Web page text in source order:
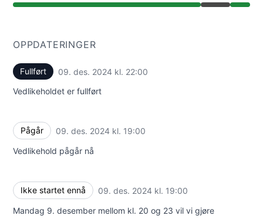
Vedlikehold fra 7:00 PM til 10:00 PM
OPPDATERINGER
Fullført 09. des. 2024 kl. 22:00
Vedlikeholdet er fullført
Pågår 09. des. 2024 kl. 19:00
Vedlikehold pågår nå
Ikke startet ennå 09. des. 2024 kl. 19:00
Mandag 9. desember mellom kl. 20 og 23 vil vi gjøre